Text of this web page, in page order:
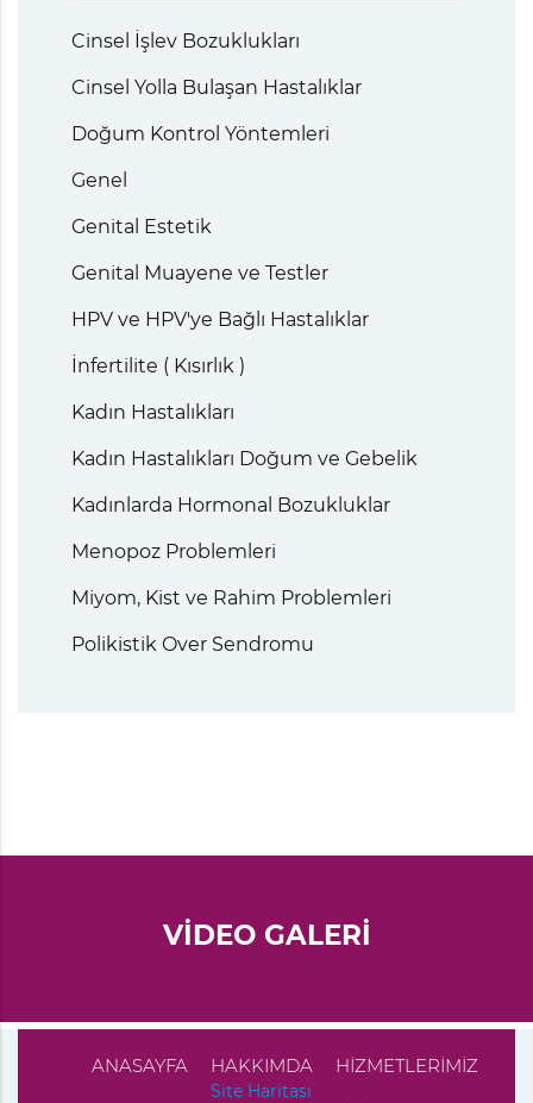
Cinsel İşlev Bozuklukları
Cinsel Yolla Bulaşan Hastalıklar
Doğum Kontrol Yöntemleri
Genel
Genital Estetik
Genital Muayene ve Testler
HPV ve HPV'ye Bağlı Hastalıklar
İnfertilite ( Kısırlık )
Kadın Hastalıkları
Kadın Hastalıkları Doğum ve Gebelik
Kadınlarda Hormonal Bozukluklar
Menopoz Problemleri
Miyom, Kist ve Rahim Problemleri
Polikistik Over Sendromu
VİDEO GALERİ
ANASAYFA HAKKIMDA
Site Haritası
HİZMETLERİMİZ